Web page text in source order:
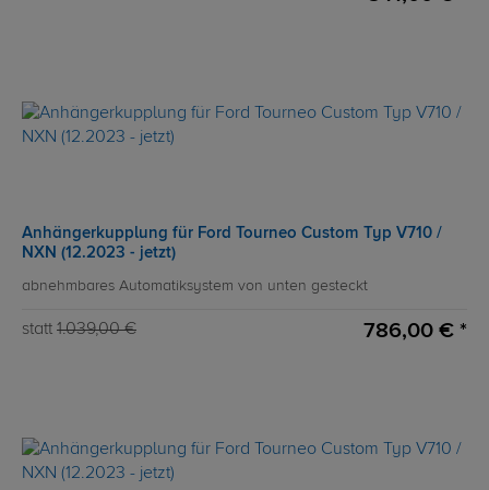
Anhängerkupplung für Ford Tourneo Custom Typ V710 /
NXN (12.2023 - jetzt)
abnehmbares Automatiksystem von unten gesteckt
statt 1.039,00 € 786,00 € *